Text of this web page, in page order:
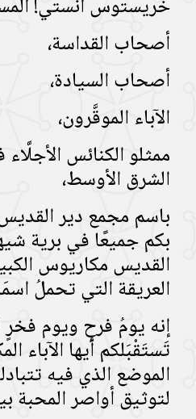
خريستوس أنستي!
أصحاب القداسة،
أصحاب السيادة،
الآباء الموقَّرون،
ممثلو الكنائس
الشرق الأوسط،
باسم مجمع دير
بكم جميعًا في برية
القديس مكاريوس
العريقة التي تحملُ
إنه يومُ فرحٍ ويوم
تَستَقْبَلكم أيها الآباء
الموضع الذي فيه
لتوثيق أواصر المحبة